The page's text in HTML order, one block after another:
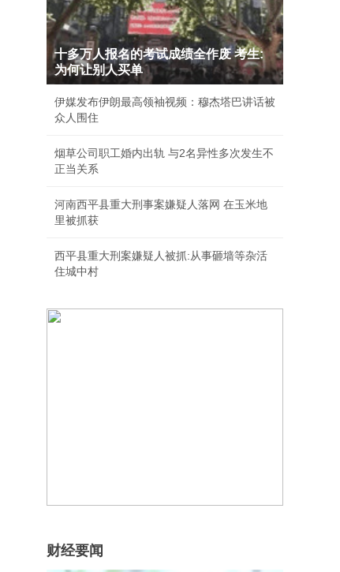
十多万人报名的考试成绩全作废 考生:
为何让别人买单
伊媒发布伊朗最高领袖视频：穆杰塔巴讲话被
众人围住
烟草公司职工婚内出轨 与2名异性多次发生不
正当关系
河南西平县重大刑事案嫌疑人落网 在玉米地
里被抓获
西平县重大刑案嫌疑人被抓:从事砸墙等杂活
住城中村
财经要闻